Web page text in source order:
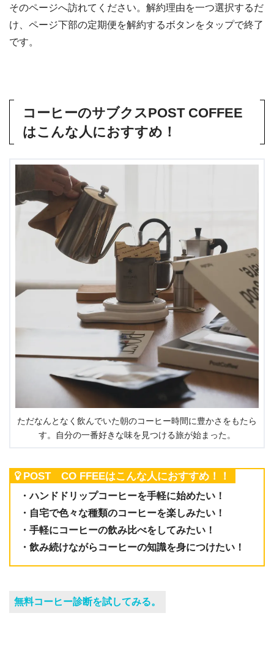
そのページへ訪れてください。解約理由を一つ選択するだ
け、ページ下部の定期便を解約するボタンをタップで終了
です。
コーヒーのサブクスPOST COFFEE
はこんな人におすすめ！
ただなんとなく飲んでいた朝のコーヒー時間に豊かさをもたら
す。自分の一番好きな味を見つける旅が始まった。
POST CO FFEEはこんな人におすすめ！！
・ハンドドリップコーヒーを手軽に始めたい！
・自宅で色々な種類のコーヒーを楽しみたい！
・手軽にコーヒーの飲み比べをしてみたい！
・飲み続けながらコーヒーの知識を身につけたい！
無料コーヒー診断を試してみる。